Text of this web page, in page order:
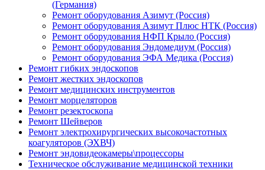
(Германия)
Ремонт оборудования Азимут (Россия)
Ремонт оборудования Азимут Плюс НТК (Россия)
Ремонт оборудования НФП Крыло (Россия)
Ремонт оборудования Эндомедиум (Россия)
Ремонт оборудования ЭФА Медика (Россия)
Ремонт гибких эндоскопов
Ремонт жестких эндоскопов
Ремонт медицинских инструментов
Ремонт морцеляторов
Ремонт резектоскопа
Ремонт Шейверов
Ремонт электрохирургических высокочастотных
коагуляторов (ЭХВЧ)
Ремонт эндовидеокамеры\процессоры
Техническое обслуживание медицинской техники